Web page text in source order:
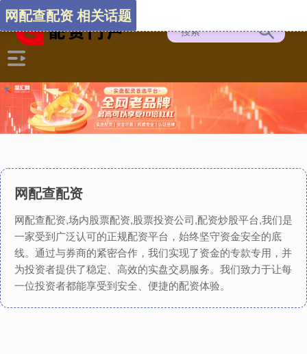
网配查配资
网配查配资,场内股票配资,股票投资公司,配资炒股平台,我们是
一家受到广泛认可的正规配资平台，始终坚守资金安全的底
线。通过与券商的紧密合作，我们实现了资金的专款专用，并
为投资者提供了稳定、高效的实盘交易服务。我们致力于让每
一位投资者都能享受到安全、便捷的配资体验。
网配查配资 相关话题